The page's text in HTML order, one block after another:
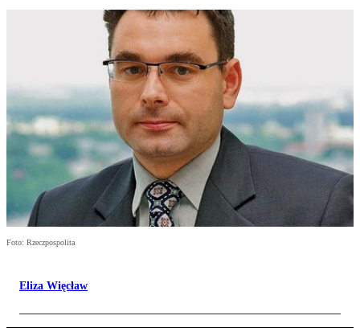
Foto: Rzeczpospolita
Eliza Więcław